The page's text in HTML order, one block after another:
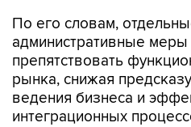
По его словам,
административные
препятствовать
рынка, снижая
ведения бизнеса и
интеграционных